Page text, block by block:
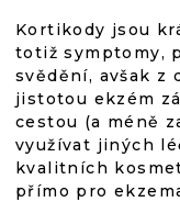
Kortikody jsou
totiž symptomy,
svědění, avšak z
jistotou ekzém
cestou (a méně
využívat jiných
kvalitních
přímo pro